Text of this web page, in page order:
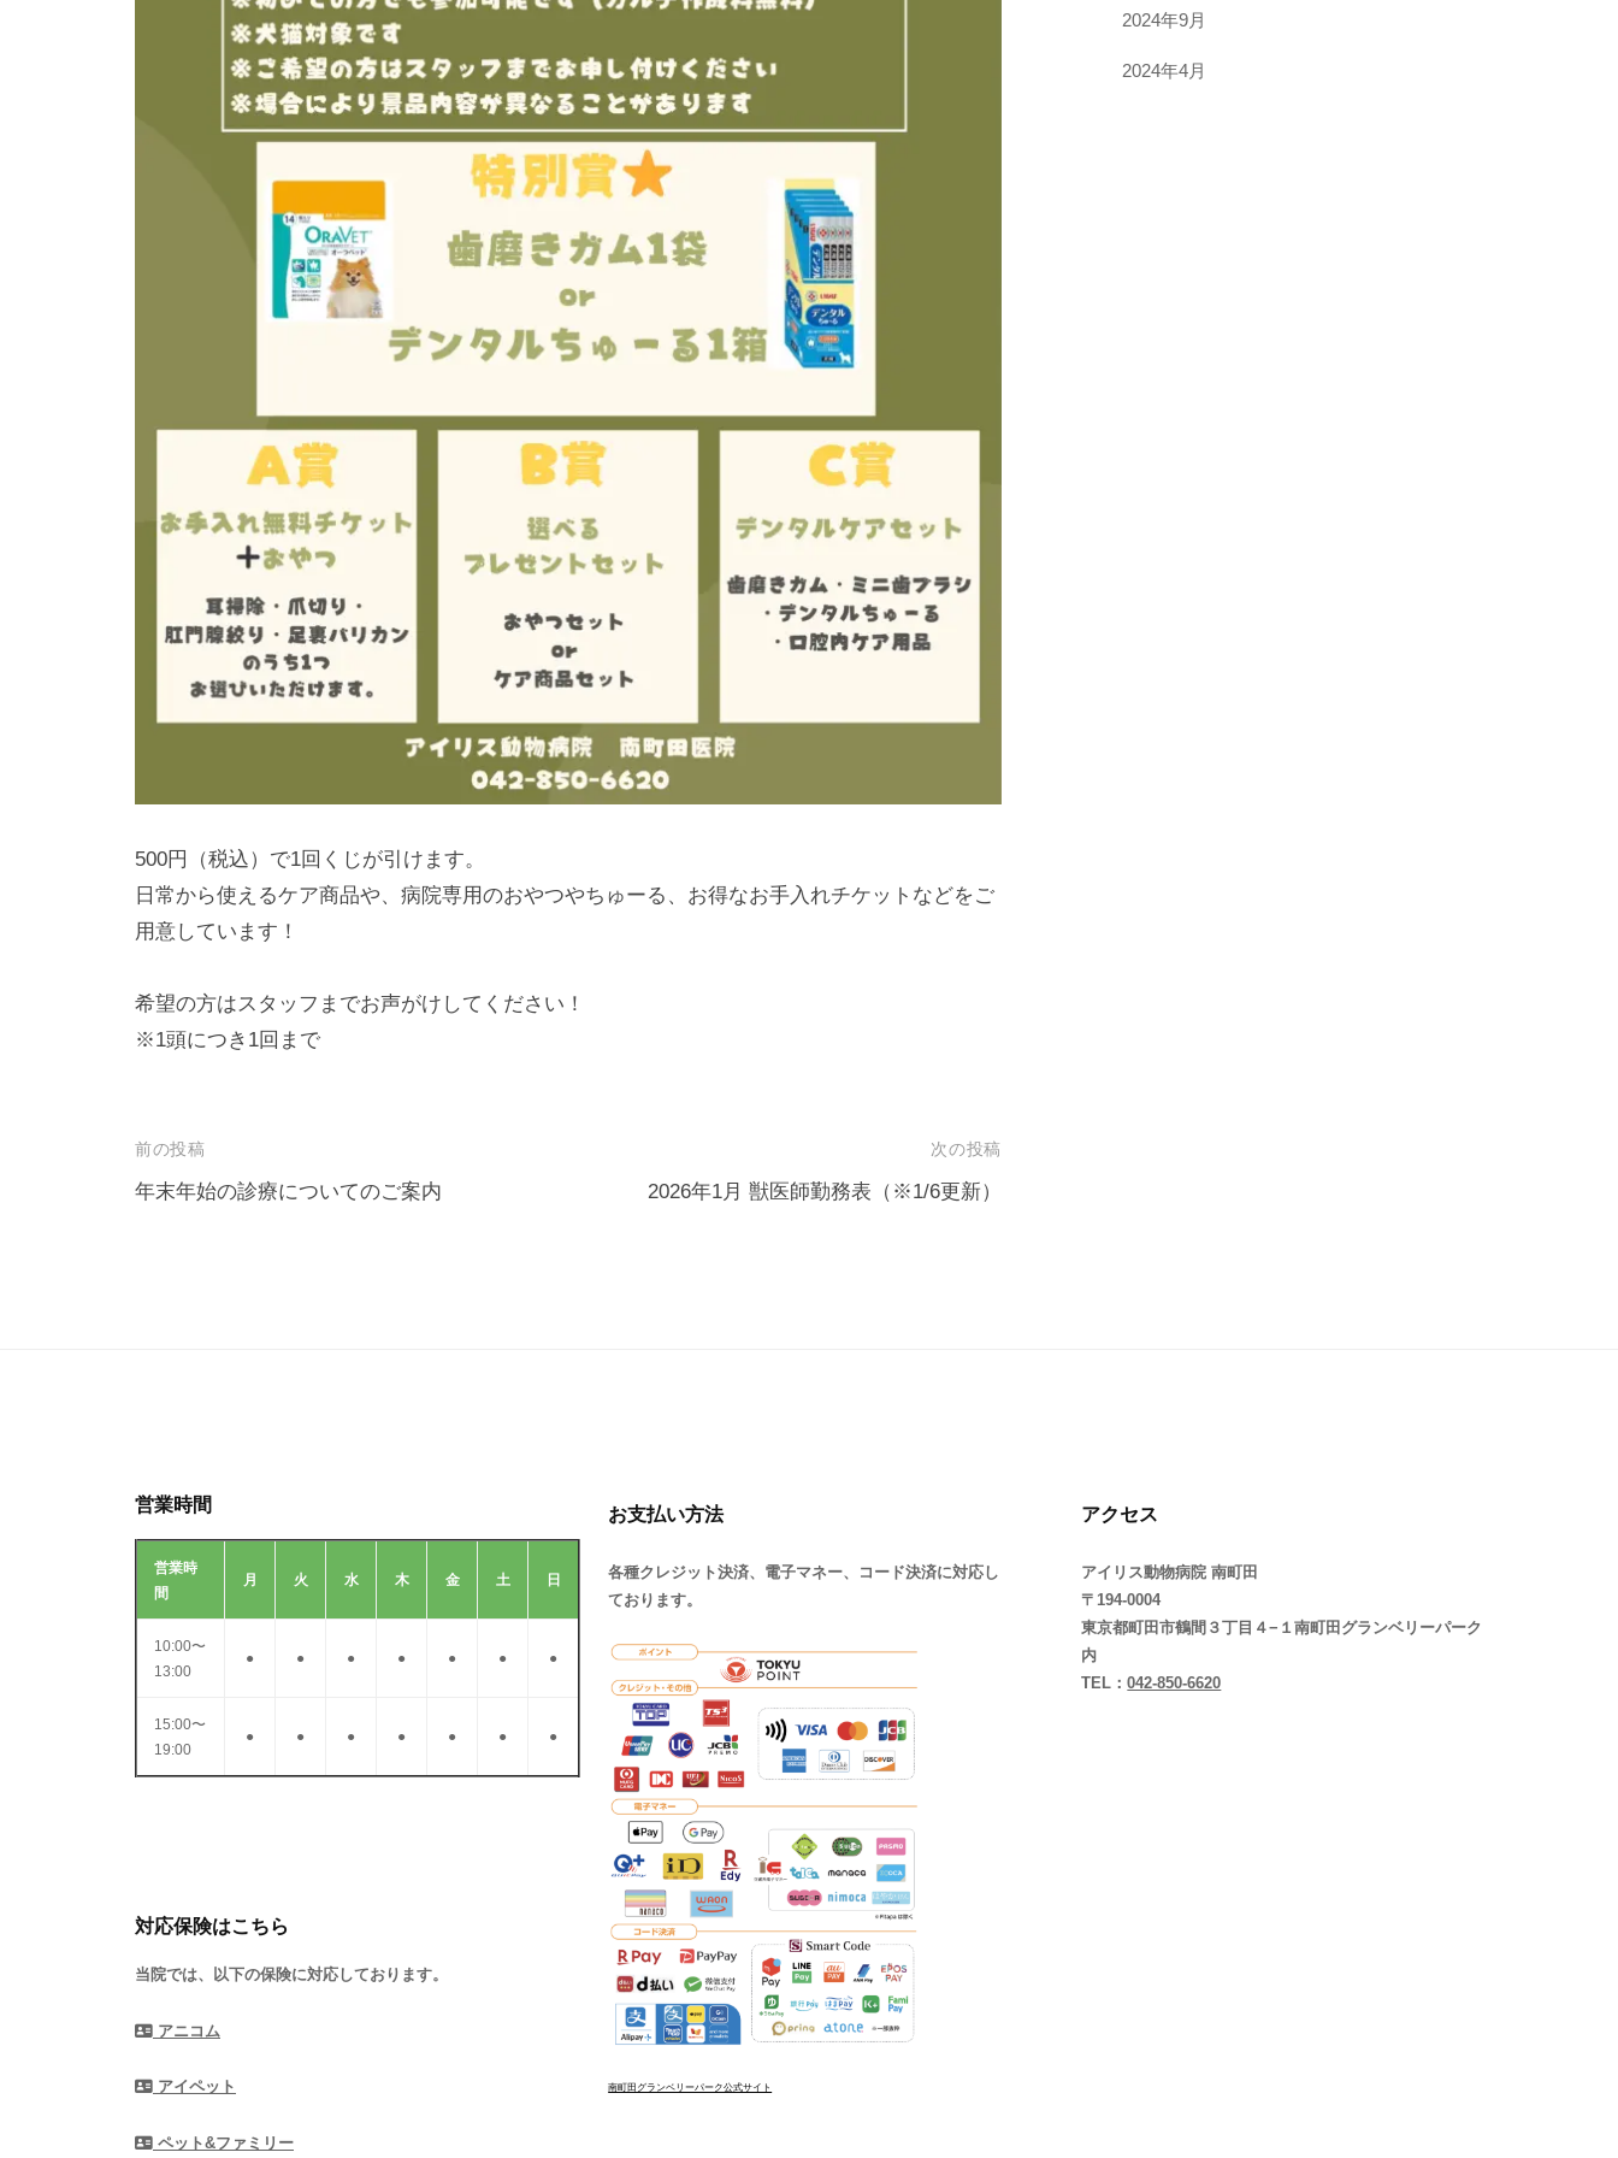
500円（税込）で1回くじが引けます。
日常から使えるケア商品や、病院専用のおやつやちゅーる、お得なお手入れチケットなどをご
用意しています！
希望の方はスタッフまでお声がけしてください！
※1頭につき1回まで
投
稿
前の投稿
年末年始の診療についてのご案内
次の投稿
2026年1月 獣医師勤務表（※1/6更新）
2024年9月
2024年4月
営業時間
営業時
間
月 火 水 木 金 土 日
10:00〜
13:00
● ● ● ● ● ● ●
15:00〜
19:00
● ● ● ● ● ● ●
対応保険はこちら
当院では、以下の保険に対応しております。
アニコム
アイペット
ペット&ファミリー
お支払い方法
各種クレジット決済、電子マネー、コード決済に対応し
ております。
南町田グランベリーパーク公式サイト
アクセス
アイリス動物病院 南町田
〒194-0004
東京都町田市鶴間３丁目４−１南町田グランベリーパーク
内
TEL：042-850-6620